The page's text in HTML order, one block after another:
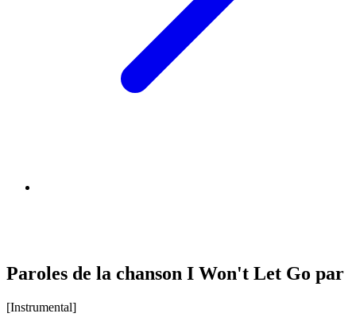
Paroles de la chanson I Won't Let Go par
[Instrumental]